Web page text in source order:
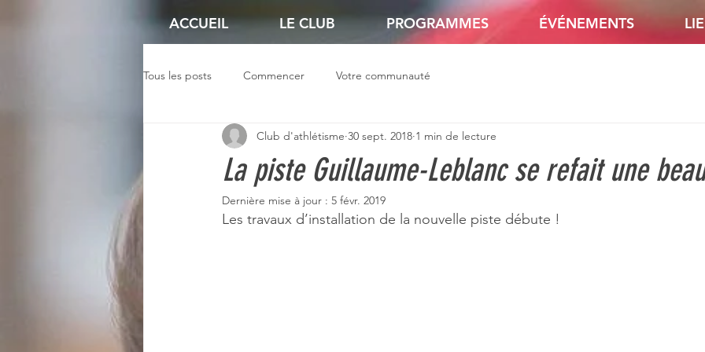
ACCUEIL LE CLUB PROGRAMMES ÉVÉNEMENTS
Tous les posts Commencer Votre communauté
La piste Guillaume-Leblanc se refait une
Club d'athlétisme 30 sept. 2018 1 min de lecture
Dernière mise à jour : 5 févr. 2019
Les travaux d’installation de la nouvelle piste débute !